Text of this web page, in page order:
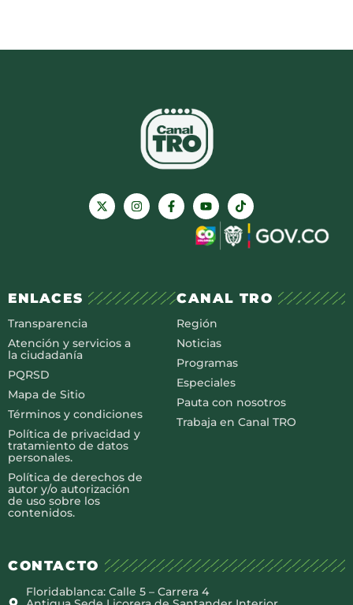
ENLACES
Transparencia
Atención y servicios a
la ciudadanía
PQRSD
Mapa de Sitio
Términos y condiciones
Política de privacidad y
tratamiento de datos
personales.
Política de derechos de
autor y/o autorización
de uso sobre los
contenidos.
CANAL TRO
Región
Noticias
Programas
Especiales
Pauta con nosotros
Trabaja en Canal TRO
CONTACTO
Floridablanca: Calle 5 – Carrera 4